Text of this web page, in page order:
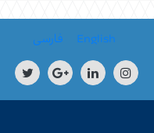
English فارسی